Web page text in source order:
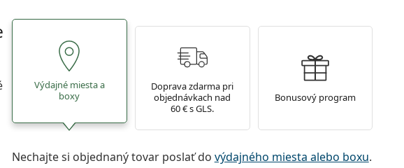
Výdajné miesta a
boxy
Doprava zdarma pri
objednávkach nad
60 € s GLS.
Bonusový program
Nechajte si objednaný tovar poslať do výdajného miesta alebo boxu.